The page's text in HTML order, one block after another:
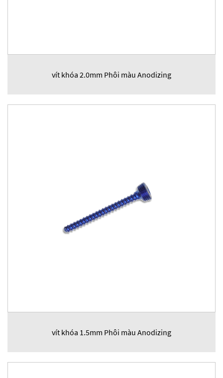
vít khóa 2.0mm Phôi màu Anodizing
vít khóa 1.5mm Phôi màu Anodizing